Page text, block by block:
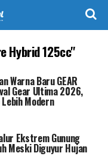
Hybrid 125cc"
Warna Baru GEAR
Gear Ultima 2026,
Lebih Modern
Ekstrem Gunung
Meski Diguyur Hujan